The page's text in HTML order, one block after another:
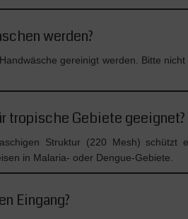
werden?
gereinigt werden. Bitte
tropische Gebiete geeignet?
Struktur (220 Mesh) schützt
in Malaria- oder Dengue-Gebiete.
Eingang?